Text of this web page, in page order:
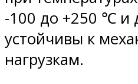
-100 до +250 ℃ и
устойчивы к
нагрузкам.